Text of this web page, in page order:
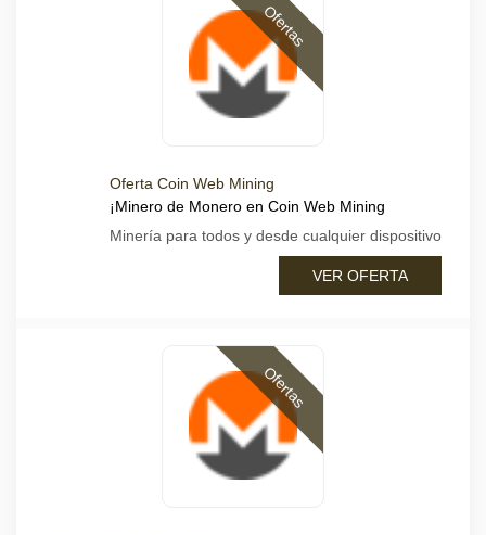
Ofertas
Oferta Coin Web Mining
¡Minero de Monero en Coin Web Mining
Minería para todos y desde cualquier dispositivo
VER OFERTA
Ofertas